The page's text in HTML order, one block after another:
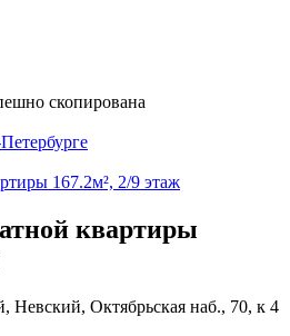
скопирована
167.2м², 2/9 этаж
квартиры
Невский, Октябрьская наб., 70, к 4